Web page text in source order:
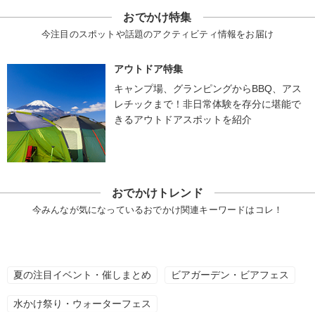
おでかけ特集
今注目のスポットや話題のアクティビティ情報をお届け
アウトドア特集
キャンプ場、グランピングからBBQ、アス
レチックまで！非日常体験を存分に堪能で
きるアウトドアスポットを紹介
おでかけトレンド
今みんなが気になっているおでかけ関連キーワードはコレ！
夏の注目イベント・催しまとめ ビアガーデン・ビアフェス
水かけ祭り・ウォーターフェス